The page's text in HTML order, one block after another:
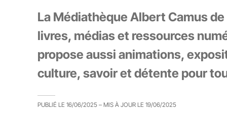
La Médiathèque Albert Camus
livres, médias et ressources
propose aussi animations,
culture, savoir et détente pour
PUBLIÉ LE 16/06/2025 – MIS À JOUR LE 19/06/2025